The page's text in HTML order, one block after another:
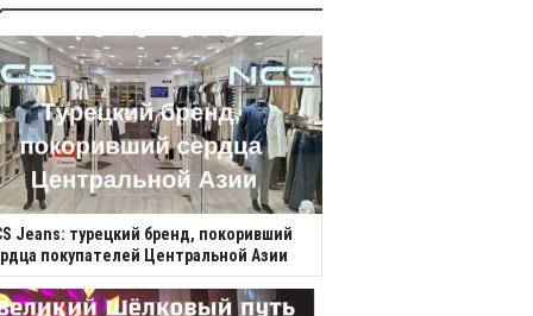
Jeans: турецкий бренд, покоривший
покупателей Центральной Азии